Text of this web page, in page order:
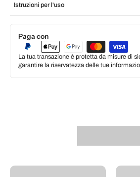
Istruzioni per l'uso
Paga con
La tua transazione è protetta da misure di
garantire la riservatezza delle tue